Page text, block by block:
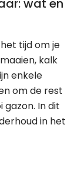
wat en
tijd om je
kalk
enkele
om de rest
In dit
in het